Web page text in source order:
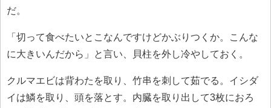
だ。
「切って食べたいとこなんですけどかぶりつくか。こんな
に大きいんだから」と言い、貝柱を外し冷やしておく。
クルマエビは背わたを取り、竹串を刺して茹でる。イシダ
イは鱗を取り、頭を落とす。内臓を取り出して3枚におろ